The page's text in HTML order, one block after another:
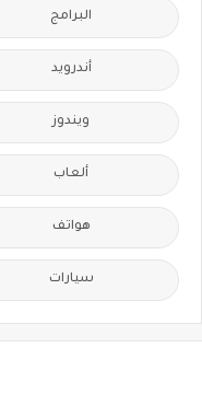
البرامج
أندرويد
ويندوز
ألعاب
هواتف
سيارات